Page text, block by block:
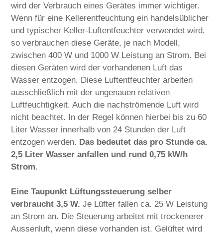
wird der Verbrauch eines Gerätes immer wichtiger.
Wenn für eine Kellerentfeuchtung ein handelsüblicher
und typischer Keller-Luftentfeuchter verwendet wird,
so verbrauchen diese Geräte, je nach Modell,
zwischen 400 W und 1000 W Leistung an Strom. Bei
diesen Geräten wird der vorhandenen Luft das
Wasser entzogen. Diese Luftentfeuchter arbeiten
ausschließlich mit der ungenauen relativen
Luftfeuchtigkeit. Auch die nachströmende Luft wird
nicht beachtet. In der Regel können hierbei bis zu 60
Liter Wasser innerhalb von 24 Stunden der Luft
entzogen werden. Das bedeutet das pro Stunde ca.
2,5 Liter Wasser anfallen und rund 0,75 kW/h
Strom.
Eine Taupunkt Lüftungssteuerung selber
verbraucht 3,5 W. Je Lüfter fallen ca. 25 W Leistung
an Strom an. Die Steuerung arbeitet mit trockenerer
Aussenluft, wenn diese vorhanden ist. Gelüftet wird